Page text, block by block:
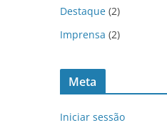
Destaque (2)
Imprensa (2)
Meta
Iniciar sessão